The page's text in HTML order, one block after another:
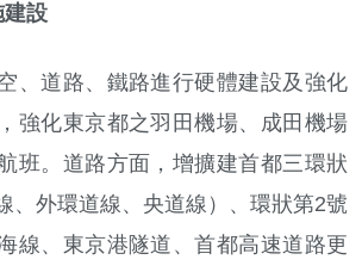
建設
、道路、 鐵路進行硬體建設及強化
， 強化東京都之羽田機場、 成田機場
班。 道路方面 ， 增擴建首都三環狀
、 外環道線、 央道線 ） 、 環狀第2號
線、 東京港隧道 、首都高速道路更